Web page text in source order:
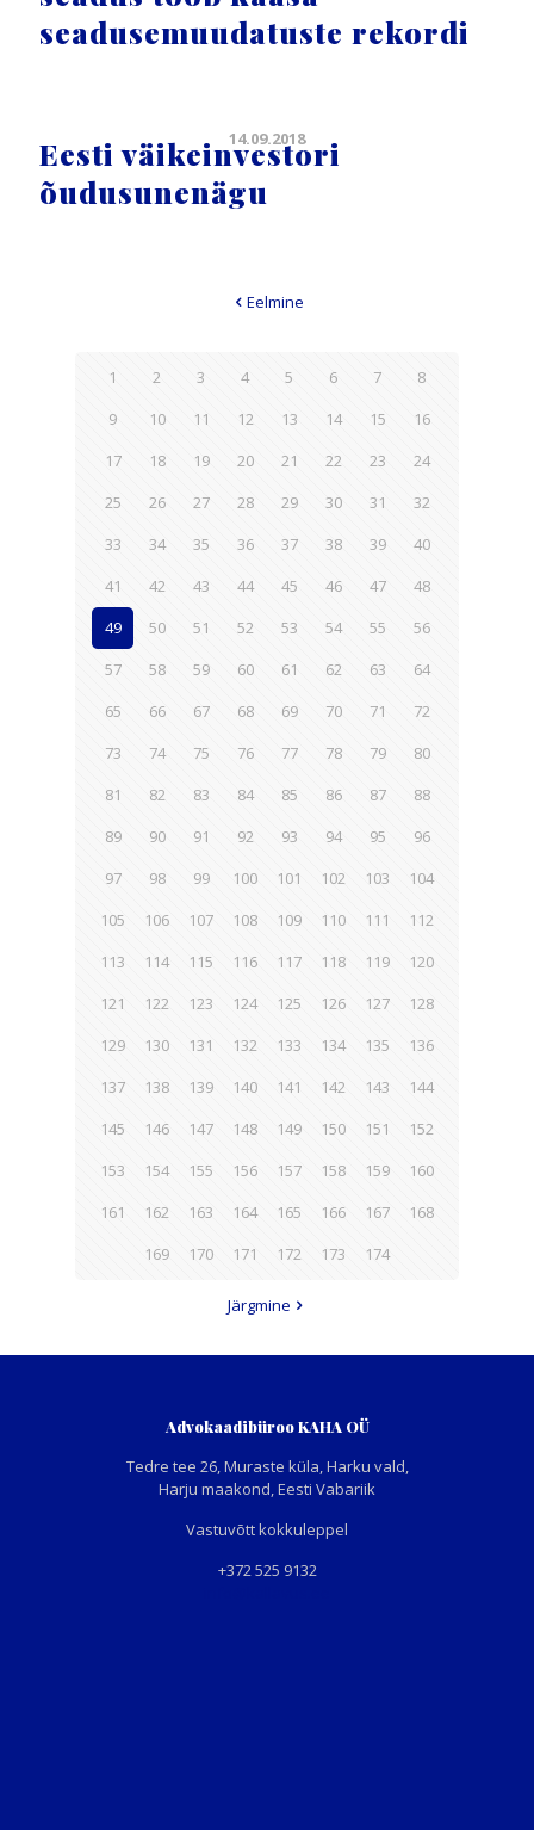
seadusemuudatuste rekordi
14.09.2018
Eesti väikeinvestori
õudusunenägu
Eelmine
1 2 3 4 5 6 7
8
9
10 11 12 13 14 15
16
17
18 19 20 21 22 23
24
25
26 27 28 29 30 31
32
33
34 35 36 37 38 39
40
41
42 43 44 45 46 47
48
49
50 51 52 53 54 55
56
57
58 59 60 61 62 63
64
65
66 67 68 69 70 71
72
73
74 75 76 77 78 79
80
81
82 83 84 85 86 87
88
89
90 91 92 93 94 95
96
97
98 99 100 101 102 103
104
105
106 107 108 109 110 111
112
113
114 115 116 117 118 119
120
121
122 123 124 125 126 127
128
129
130 131 132 133 134 135
136
137
138 139 140 141 142 143
144
145
146 147 148 149 150 151
152
153
154 155 156 157 158 159
160
161
162 163 164 165 166 167
168
169
170 171 172 173 174
Järgmine
Advokaadibüroo KAHA OÜ
Tedre tee 26, Muraste küla, Harku vald,
Harju maakond, Eesti Vabariik
Vastuvõtt kokkuleppel
+372 525 9132